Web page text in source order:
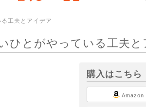
工夫とアイデア
ひとがやっている工夫と
購入はこちら
Amazon